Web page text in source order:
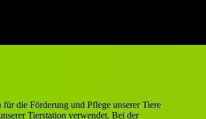
für die Förderung und Pflege unserer Tiere
Tierstation verwendet. Bei der